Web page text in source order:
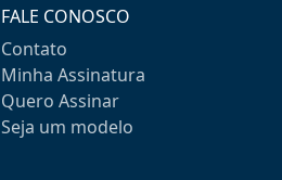
FALE CONOSCO
Contato
Minha Assinatura
Quero Assinar
Seja um modelo